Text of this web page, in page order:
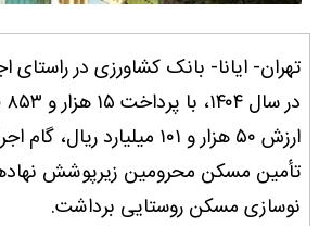
تهران- ایانا- بانک کشاورزی در راستای
ارزش ۵۰ هزار و ۱۰۱ میلیارد
تأمین مسکن محرومین زیرپوشش
نوسازی مسکن روستایی برداشت.